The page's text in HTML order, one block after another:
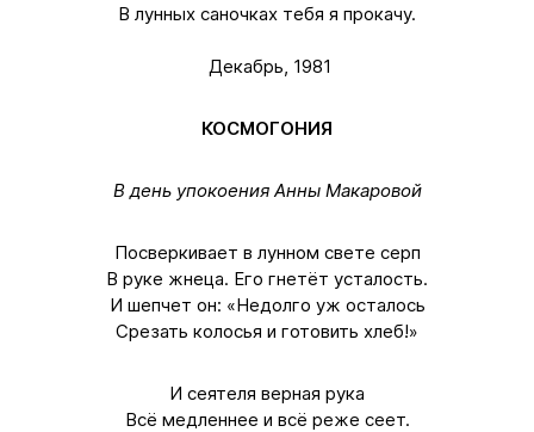
В лунных саночках тебя я прокачу.
Декабрь, 1981
КОСМОГОНИЯ
В день упокоения Анны Макаровой
Посверкивает в лунном свете серп
В руке жнеца. Его гнетёт усталость.
И шепчет он: «Недолго уж осталось
Срезать колосья и готовить хлеб!»
И сеятеля верная рука
Всё медленнее и всё реже сеет.